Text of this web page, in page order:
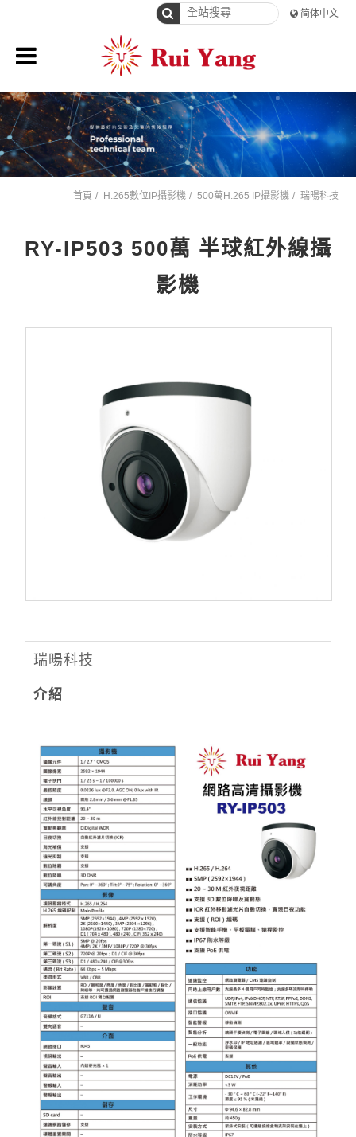
简体中文
首頁 H.265數位IP攝影機 500萬H.265 IP攝影機 瑞暘科技
RY-IP503 500萬 半球紅外線攝
影機
瑞暘科技
介紹